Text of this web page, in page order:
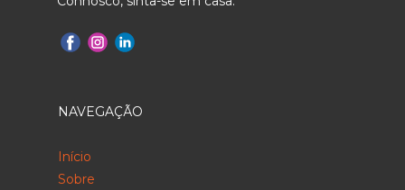
NAVEGAÇÃO
Início
Sobre